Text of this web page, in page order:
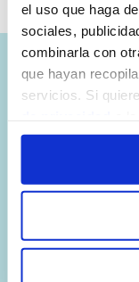
el uso que haga
sociales,
combinarla con
que hayan
servicios. Si